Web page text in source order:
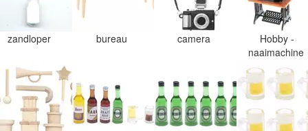
zandloper bureau camera
Hobby -
naaimachine